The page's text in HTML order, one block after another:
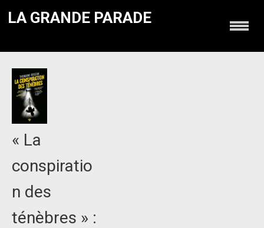
LA GRANDE PARADE
« La
conspiratio
n des
ténèbres » :